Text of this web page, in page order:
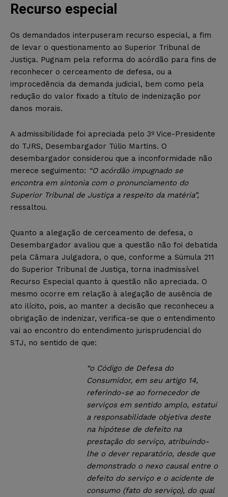
Recurso especial
Os demandados interpuseram recurso especial, a fim
de levar o questionamento ao Superior Tribunal de
Justiça. Pugnam pela reforma do acórdão para fins de
reconhecer o cerceamento de defesa, ou a
improcedência da demanda judicial, bem como pela
redução do valor fixado a título de indenização por
danos morais.
A admissibilidade foi apreciada pelo 3º Vice-Presidente
do TJRS, Desembargador Túlio Martins. O
desembargador considerou que a inconformidade não
merece seguimento: “O acórdão impugnado se
encontra em sintonia com o pronunciamento do
Superior Tribunal de Justiça a respeito da matéria”,
ressaltou.
Quanto a alegação de cerceamento de defesa, o
Desembargador avaliou que a questão não foi debatida
pela Câmara Julgadora, o que, conforme a Súmula 211
do Superior Tribunal de Justiça, torna inadmissível
Recurso Especial quanto à questão não apreciada. O
mesmo ocorre em relação à alegação de ausência de
ato ilícito, pois, ao manter a decisão que reconheceu a
obrigação de indenizar, verifica-se que o entendimento
vai ao encontro do entendimento jurisprudencial do
STJ, no sentido de que:
“o Código de Defesa do
Consumidor, em seu artigo 14,
referindo-se ao fornecedor de
serviços em sentido amplo, estatui
a responsabilidade objetiva deste
na hipótese de defeito na
prestação do serviço, atribuindo-
lhe o dever reparatório, desde que
demonstrado o nexo causal entre o
defeito do serviço e o acidente de
consumo (fato do serviço), do qual